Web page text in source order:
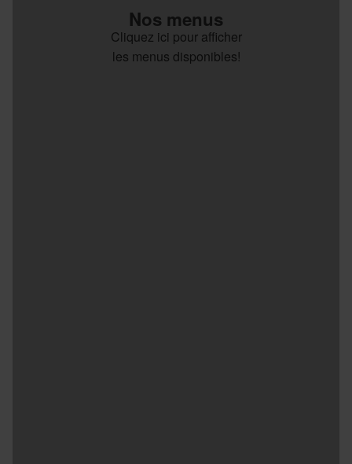
Nos menus
Cliquez ici pour afficher
les menus disponibles!